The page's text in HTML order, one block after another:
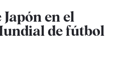
en el
de fútbol